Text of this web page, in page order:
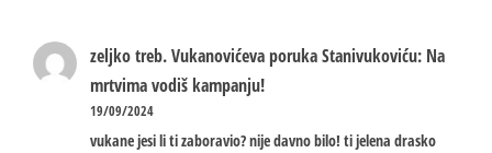
zeljko treb.Vukanovićeva poruka Stanivukoviću: Na
mrtvima vodiš kampanju!
19/09/2024
vukane jesi li ti zaboravio? nije davno bilo! ti jelena drasko